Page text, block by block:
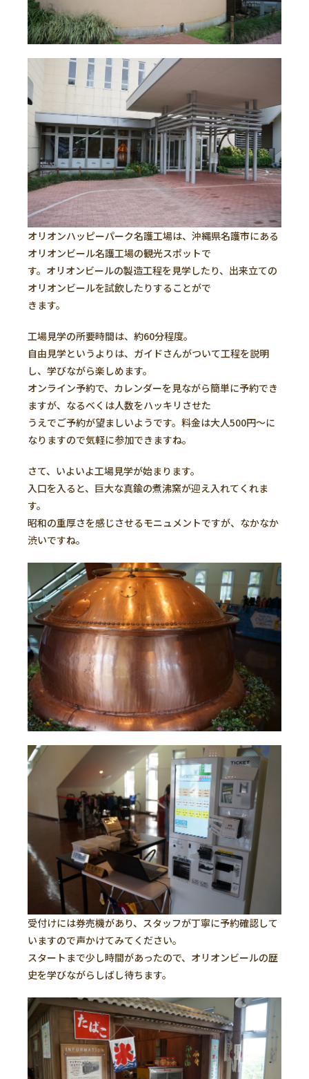
オリオンハッピーパーク名護工場は、沖縄県名護市にある
オリオンビール名護工場の観光スポットで
す。オリオンビールの製造工程を見学したり、出来立ての
オリオンビールを試飲したりすることがで
きます。
工場見学の所要時間は、約60分程度。
自由見学というよりは、ガイドさんがついて工程を説明
し、学びながら楽しめます。
オンライン予約で、カレンダーを見ながら簡単に予約でき
ますが、なるべくは人数をハッキリさせた
うえでご予約が望ましいようです。料金は大人500円～に
なりますので気軽に参加できますね。
さて、いよいよ工場見学が始まります。
入口を入ると、巨大な真鍮の煮沸窯が迎え入れてくれま
す。
昭和の重厚さを感じさせるモニュメントですが、なかなか
渋いですね。
受付けには券売機があり、スタッフが丁寧に予約確認して
いますので声かけてみてください。
スタートまで少し時間があったので、オリオンビールの歴
史を学びながらしばし待ちます。